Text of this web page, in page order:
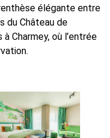
élégante entre
du Château de
Charmey, où l’entrée